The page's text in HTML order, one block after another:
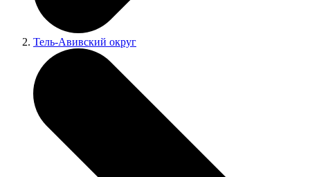
Тель-Авивский округ